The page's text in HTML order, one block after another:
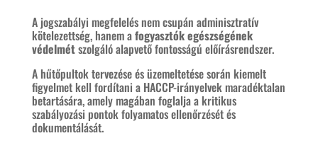
A jogszabályi megfelelés nem csupán adminisztratív
kötelezettség, hanem afogyasztók egészségének
védelmétszolgáló alapvető fontosságú előírásrendszer.
A hűtőpultok tervezése és üzemeltetése során kiemelt
figyelmet kell fordítani a HACCP-irányelvek maradéktalan
betartására, amely magában foglalja a kritikus
szabályozási pontok folyamatos ellenőrzését és
dokumentálását.